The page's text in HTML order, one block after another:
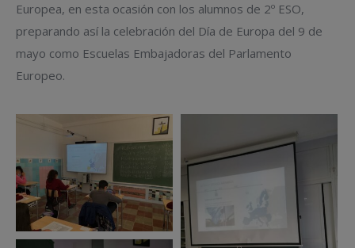
Europea, en esta ocasión con los alumnos de 2º ESO,
preparando así la celebración del Día de Europa del 9 de
mayo como Escuelas Embajadoras del Parlamento
Europeo.